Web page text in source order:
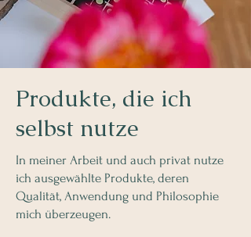
Produkte, die ich
selbst nutze
In meiner Arbeit und auch privat nutze
ich ausgewählte Produkte, deren
Qualität, Anwendung und Philosophie
mich überzeugen.